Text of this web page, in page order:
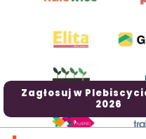
Zagłosuj w
2026